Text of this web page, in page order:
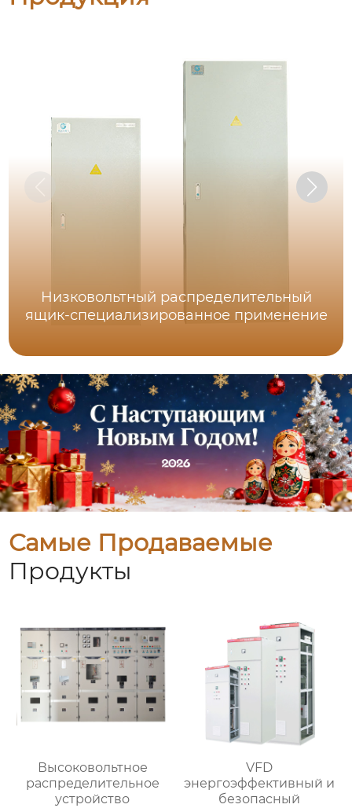
Низковольтный распределительный
ящик-специализированное применение
Самые Продаваемые
Продукты
Высоковольтное
распределительное
устройство
VFD
энергоэффективный и
безопасный